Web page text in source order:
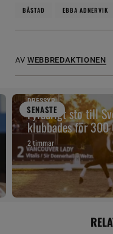
BÅSTAD EBBA ADNERVIK
AV WEBBREDAKTIONEN
SENASTE
DRESSYR
Fyraårigt sto till
klubbades för
2 timmar